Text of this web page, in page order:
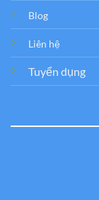
Blog
Liên hệ
Tuyển dụng